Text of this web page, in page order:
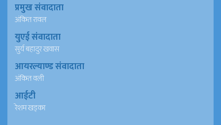
प्रमुख संवादाता
अंकित रावल
युएई संवादाता
सुर्य बहादुर खवास
आयरल्याण्ड संवादाता
अंकित वली
आईटी
रेशम खड्का